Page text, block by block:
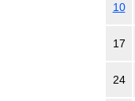
10
17
24